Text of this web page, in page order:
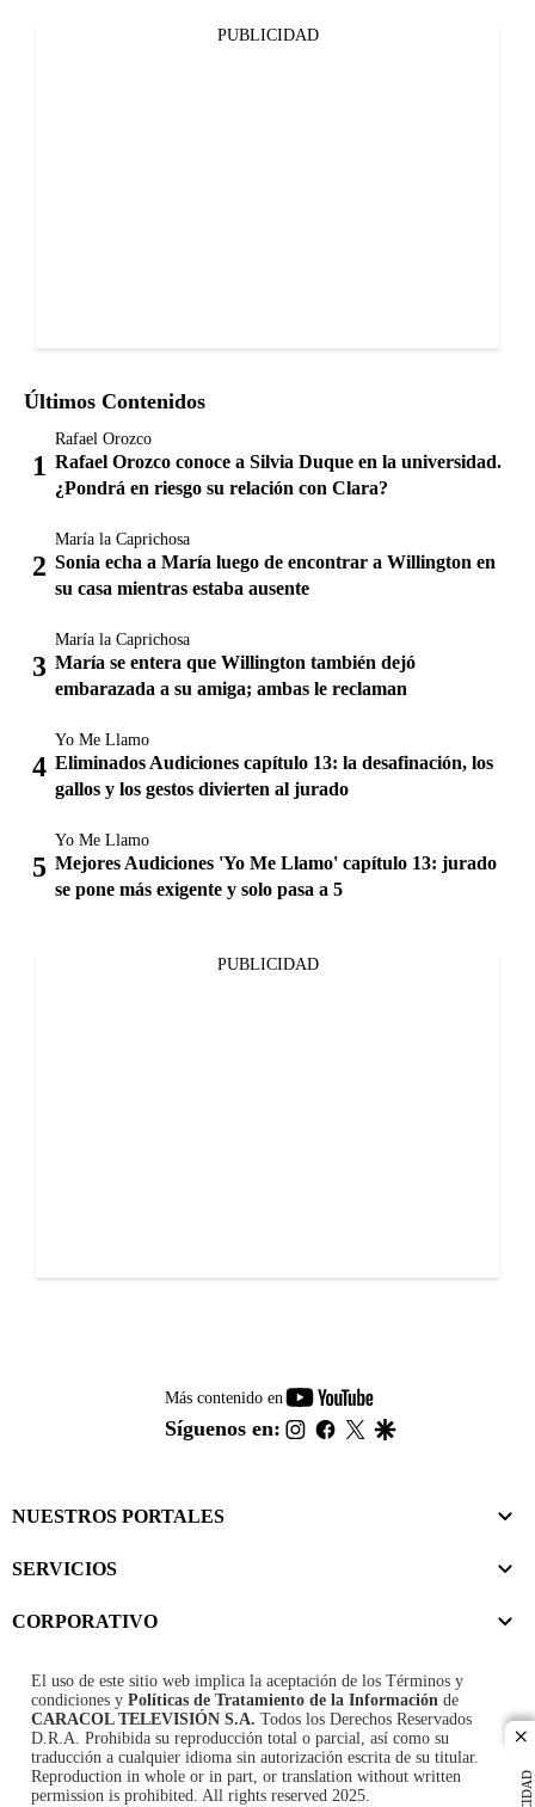
PUBLICIDAD
Últimos Contenidos
Rafael Orozco
Rafael Orozco conoce a Silvia Duque en la universidad.
¿Pondrá en riesgo su relación con Clara?
María la Caprichosa
Sonia echa a María luego de encontrar a Willington en
su casa mientras estaba ausente
María la Caprichosa
María se entera que Willington también dejó
embarazada a su amiga; ambas le reclaman
Yo Me Llamo
Eliminados Audiciones capítulo 13: la desafinación, los
gallos y los gestos divierten al jurado
Yo Me Llamo
Mejores Audiciones 'Yo Me Llamo' capítulo 13: jurado
se pone más exigente y solo pasa a 5
PUBLICIDAD
Más contenido en
youtube-
footer
Síguenos en: instagram
facebook
twitter
NUESTROS PORTALES
SERVICIOS
CORPORATIVO
El uso de este sitio web implica la aceptación de los Términos y
condiciones y Políticas de Tratamiento de la Información de
CARACOL TELEVISIÓN S.A. Todos los Derechos Reservados
D.R.A. Prohibida su reproducción total o parcial, así como su
traducción a cualquier idioma sin autorización escrita de su titular.
Reproduction in whole or in part, or translation without written
permission is prohibited. All rights reserved 2025.